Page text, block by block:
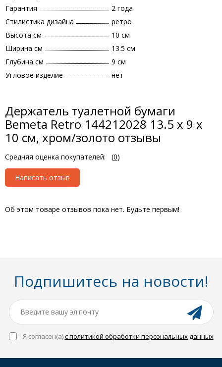
Гарантия
2 года
Стилистика дизайна
ретро
Высота см
10 см
Ширина см
13.5 см
Глубина см
9 см
Угловое изделие
нет
Держатель туалетной бумаги
Bemeta Retro 144212028 13.5 x 9 x
10 см, хром/золото отзывы
Средняя оценка покупателей: (0)
Написать отзыв
Об этом товаре отзывов пока нет. Будьте первым!
Подпишитесь на новости!
Я согласен(a)с политикой обработки персональных данных